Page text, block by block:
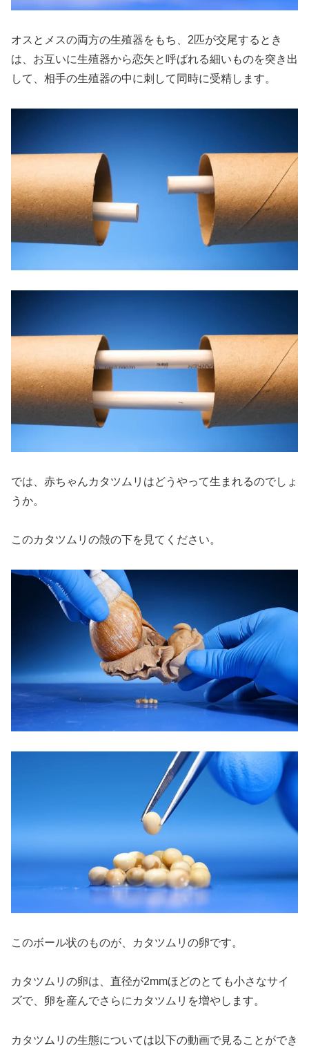
オスとメスの両方の生殖器をもち、2匹が交尾するとき
は、お互いに生殖器から恋矢と呼ばれる細いものを突き出
して、相手の生殖器の中に刺して同時に受精します。
では、赤ちゃんカタツムリはどうやって生まれるのでしょ
うか。
このカタツムリの殻の下を見てください。
このボール状のものが、カタツムリの卵です。
カタツムリの卵は、直径が2mmほどのとても小さなサイ
ズで、卵を産んでさらにカタツムリを増やします。
カタツムリの生態については以下の動画で見ることができ